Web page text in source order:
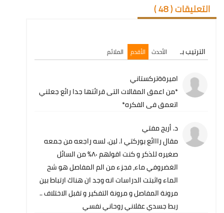
التعليقات (48
)
الترتيب بـ الأحدث الأقدم الملائم
اميرةةتركستاني
*من اعمق المقالات التى قرائتها جدا رائع جعلني
اتعمق فى الفكره*
د. أريج مفتي
مقال رااائع بوركتي ا. لين. لسه راجعه من جمعه
صغيره للذكر و كنت اقولهم ٨٠٪؜ من السائل
الغضروفي ماء، فجزء من الم المفاصل هو شح
الماء واثبتت الدراسات انه وجد ان هناك ارتباط بين
مرونة المفاصل و مرونة التفكير و تقبل الاختلاف ..
ربط جسدي عقلاني روحاني نفسي